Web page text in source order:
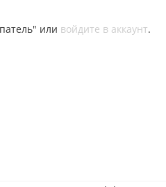
или войдите в аккаунт.